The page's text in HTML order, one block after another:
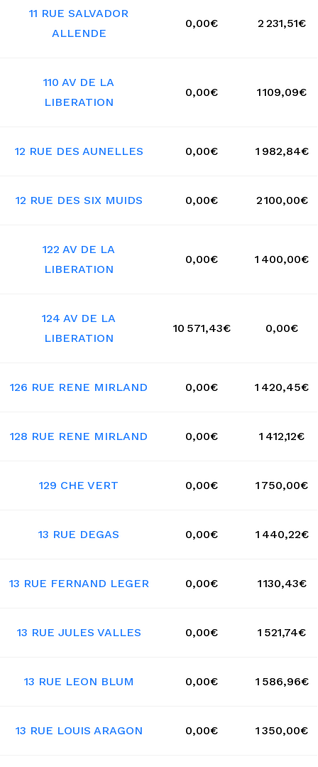
11 RUE SALVADOR
ALLENDE
0,00€ 2 231,51€
110 AV DE LA
LIBERATION
0,00€ 1 109,09€
12 RUE DES AUNELLES 0,00€ 1 982,84€
12 RUE DES SIX MUIDS 0,00€ 2 100,00€
122 AV DE LA
LIBERATION
0,00€ 1 400,00€
124 AV DE LA
LIBERATION
10 571,43€ 0,00€
126 RUE RENE MIRLAND 0,00€ 1 420,45€
128 RUE RENE MIRLAND 0,00€ 1 412,12€
129 CHE VERT 0,00€ 1 750,00€
13 RUE DEGAS 0,00€ 1 440,22€
13 RUE FERNAND LEGER 0,00€ 1 130,43€
13 RUE JULES VALLES 0,00€ 1 521,74€
13 RUE LEON BLUM 0,00€ 1 586,96€
13 RUE LOUIS ARAGON 0,00€ 1 350,00€